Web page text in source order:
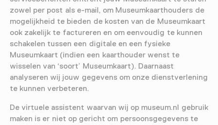
zowel per post als e-mail, om Museumkaarthouders de
mogelijkheid te bieden de kosten van de Museumkaart
ook zakelijk te factureren en om eenvoudig te kunnen
schakelen tussen een digitale en een fysieke
Museumkaart (indien een kaarthouder wenst te
wisselen van ‘soort’ Museumkaart). Daarnaast
analyseren wij jouw gegevens om onze dienstverlening
te kunnen verbeteren.
De virtuele assistent waarvan wij op museum.nl gebruik
maken is er niet op gericht om persoonsgegevens te